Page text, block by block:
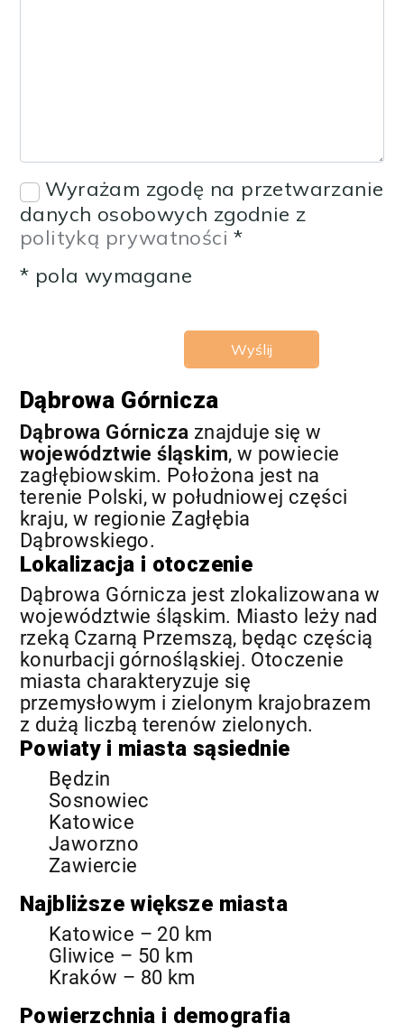
Wyrażam zgodę na przetwarzanie
danych osobowych zgodnie z
polityką prywatności *
* pola wymagane
Dąbrowa Górnicza
Dąbrowa Górnicza znajduje się w
województwie śląskim, w powiecie
zagłębiowskim. Położona jest na
terenie Polski, w południowej części
kraju, w regionie Zagłębia
Dąbrowskiego.
Lokalizacja i otoczenie
Dąbrowa Górnicza jest zlokalizowana w
województwie śląskim. Miasto leży nad
rzeką Czarną Przemszą, będąc częścią
konurbacji górnośląskiej. Otoczenie
miasta charakteryzuje się
przemysłowym i zielonym krajobrazem
z dużą liczbą terenów zielonych.
Powiaty i miasta sąsiednie
Będzin
Sosnowiec
Katowice
Jaworzno
Zawiercie
Najbliższe większe miasta
Katowice – 20 km
Gliwice – 50 km
Kraków – 80 km
Powierzchnia i demografia